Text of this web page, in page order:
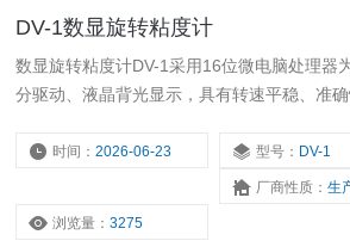
DV-1数显旋转粘度计
数显旋转粘度计DV-1采用16位微电脑处理器
分驱动、液晶背光显示，具有转速平稳、准确
转子编号以及被测液体的温度等信息；程序
加，能自动测试被测液体的粘度范围,推荐转
时间：2026-06-23 型号： DV-1
厂商性质： 生
浏览量：3275